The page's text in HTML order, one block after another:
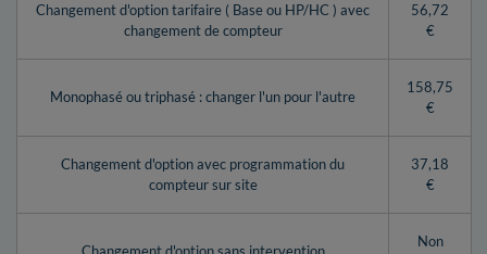
Changement d'option tarifaire ( Base ou HP/HC ) avec
changement de compteur
56,72
€
Monophasé ou triphasé : changer l'un pour l'autre
158,75
€
Changement d'option avec programmation du
compteur sur site
37,18
€
Non